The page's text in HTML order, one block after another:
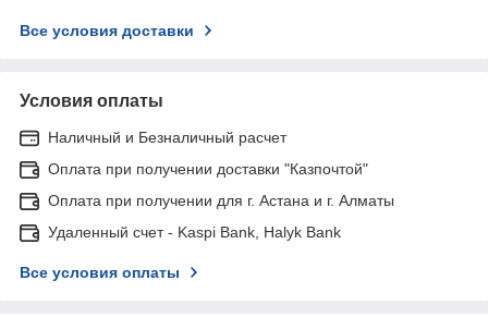
Все условия доставки
Условия оплаты
Наличный и Безналичный расчет
Оплата при получении доставки "Казпочтой"
Оплата при получении для г. Астана и г. Алматы
Удаленный счет - Kaspi Bank, Halyk Bank
Все условия оплаты